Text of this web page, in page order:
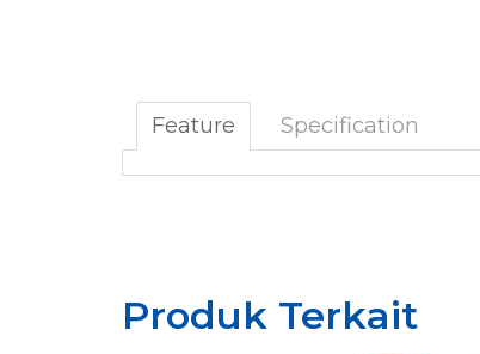
Feature Specification
Produk Terkait